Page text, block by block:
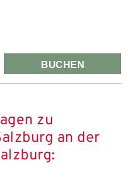
BUCHEN
zu
an der